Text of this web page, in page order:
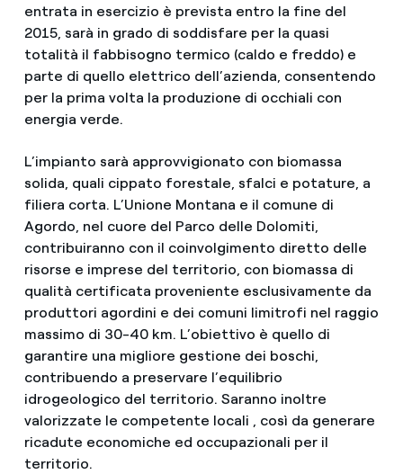
entrata in esercizio è prevista entro la fine del
2015, sarà in grado di soddisfare per la quasi
totalità il fabbisogno termico (caldo e freddo) e
parte di quello elettrico dell’azienda, consentendo
per la prima volta la produzione di occhiali con
energia verde.
L’impianto sarà approvvigionato con biomassa
solida, quali cippato forestale, sfalci e potature, a
filiera corta. L’Unione Montana e il comune di
Agordo, nel cuore del Parco delle Dolomiti,
contribuiranno con il coinvolgimento diretto delle
risorse e imprese del territorio, con biomassa di
qualità certificata proveniente esclusivamente da
produttori agordini e dei comuni limitrofi nel raggio
massimo di 30-40 km. L’obiettivo è quello di
garantire una migliore gestione dei boschi,
contribuendo a preservare l’equilibrio
idrogeologico del territorio. Saranno inoltre
valorizzate le competente locali , così da generare
ricadute economiche ed occupazionali per il
territorio.